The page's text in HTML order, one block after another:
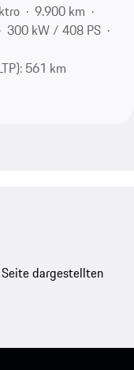
9.900 km
300 kW / 408 PS
561 km
dargestellten